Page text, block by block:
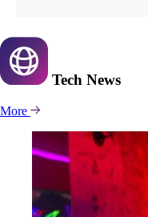
Tech News
More